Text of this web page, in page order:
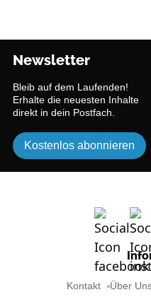
Newsletter
Bleib auf dem Laufenden!
Erhalte die neuesten Inhalte
direkt in dein Postfach.
Kostenlos abonnieren
Kontakt Über